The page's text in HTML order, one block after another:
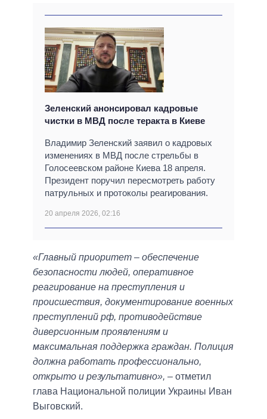
Зеленский анонсировал кадровые
чистки в МВД после теракта в Киеве
Владимир Зеленский заявил о кадровых
изменениях в МВД после стрельбы в
Голосеевском районе Киева 18 апреля.
Президент поручил пересмотреть работу
патрульных и протоколы реагирования.
20 апреля 2026, 02:16
«Главный приоритет – обеспечение
безопасности людей, оперативное
реагирование на преступления и
происшествия, документирование военных
преступлений рф, противодействие
диверсионным проявлениям и
максимальная поддержка граждан. Полиция
должна работать профессионально,
открыто и результативно», – отметил
глава Национальной полиции Украины Иван
Выговский.